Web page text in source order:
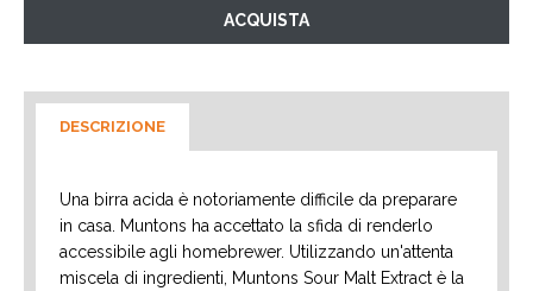
DESCRIZIONE
Una birra acida è notoriamente difficile da preparare
in casa. Muntons ha accettato la sfida di renderlo
accessibile agli homebrewer. Utilizzando un'attenta
miscela di ingredienti, Muntons Sour Malt Extract è la